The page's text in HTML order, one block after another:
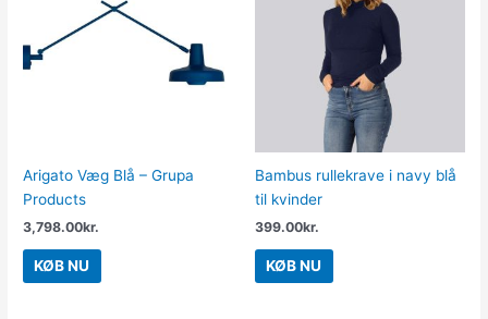
Arigato Væg Blå – Grupa
Products
3,798.00kr.
KØB NU
Bambus rullekrave i navy blå
til kvinder
399.00kr.
KØB NU